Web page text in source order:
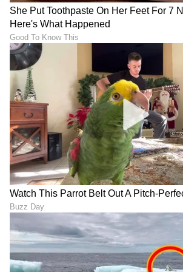
DOWNLOAD APP
RECOMMENDED STORIES
ಭಾರತದ ಜತೆ ರೈಲ್ವೆ ಸಂಪರ್ಕ:
ರಷ್ಯಾ ಪ್ರಸ್ತಾಪ; ಹಿಂದೂ
ಮಹಾಸಾಗರಕ್ಕೆ ನೇರ ರೈಲ್ವೆ ಜಾಲ
'ಇದು
ಪಾಕಿಸ್ತಾನ